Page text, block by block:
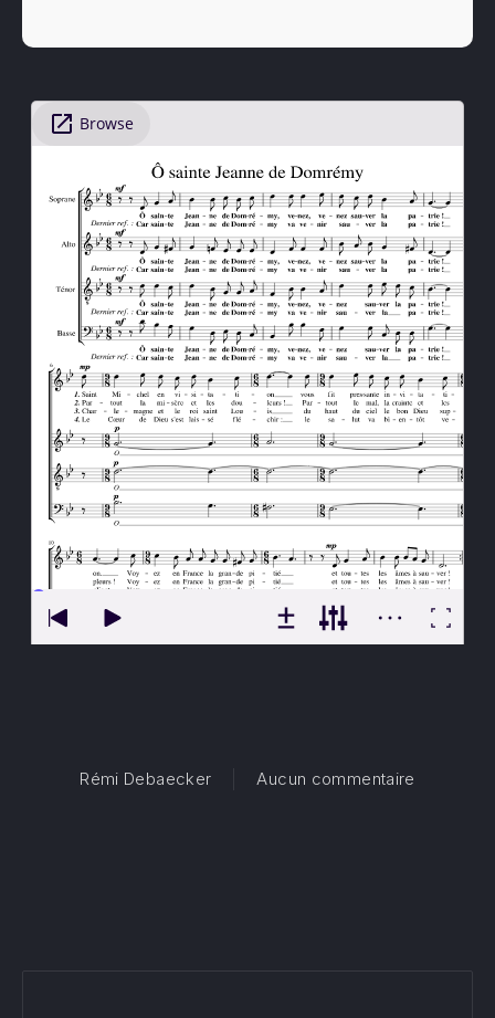
Rémi Debaecker Aucun commentaire